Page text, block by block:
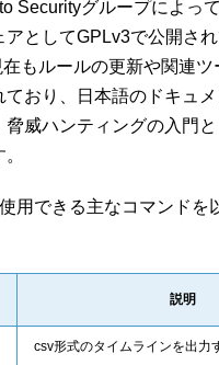
Securityグループによっ
としてGPLv3で公開され
もルールの更新や関連
ており、日本語のドキュ
脅威ハンティングの入門
用できる主なコマンドを
説明
csv形式のタイムラインを出力